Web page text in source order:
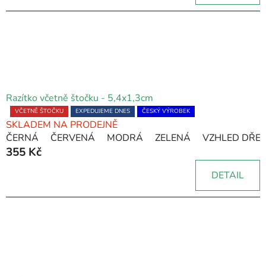
Razítko včetně štočku - 5,4x1,3cm
Průměrné
hodnocení
produktu
je
VČETNĚ ŠTOČKU EXPEDUJEME DNES ČESKÝ VÝROBEK
SKLADEM NA PRODEJNĚ
ČERNÁ
ČERVENÁ MODRÁ ZELENÁ VZHLED
355 Kč
DETAIL